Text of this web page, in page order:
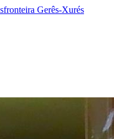
Gerês-Xurés